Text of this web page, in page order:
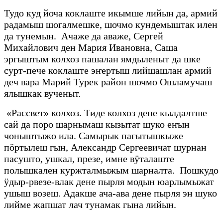
Тудо куд йоча коклаште икымше лийын да, армий
радамыш шогалмешке, шочмо кундемыштак илен
да тунемын. Ачаже да аваже, Сергей
Михайлович ден Мария Ивановна, Саша
эргыштым колхоз пашалан ямдыленыт да шке
сурт-пече коклаште эҥертыш лийшашлан армий
деч вара Марий Турек район шочмо Ошламучаш
ялышкак вученыт.
«Рассвет» колхоз. Тиде колхоз дене кылдалтше
сай да поро шарнымаш кызытат шуко еҥын
чоныштыжо ила. Самырык пагытышкыже
пӧртылеш гын, Александр Сергеевичат шурнан
пасушто, ушкал, презе, имне вӱталаште
полышкален куржталмыжым шарналта. Пошкудо
ӱдыр-рвезе-влак дене пырля модын юарлымыжат
ушыш возеш. Адакше ача-ава дене пырля эн шуко
лийме жапшат лач тунамак гына лийын.